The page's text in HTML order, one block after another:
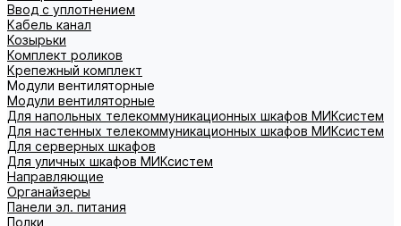
Ввод с уплотнением
Кабель канал
Козырьки
Комплект роликов
Крепежный комплект
Модули вентиляторные
Модули вентиляторные
Для напольных телекоммуникационных шкафов МИКсистем
Для настенных телекоммуникационных шкафов МИКсистем
Для серверных шкафов
Для уличных шкафов МИКсистем
Направляющие
Органайзеры
Панели эл. питания
Полки